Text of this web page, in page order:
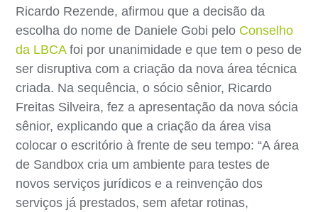
Ricardo Rezende, afirmou que a decisão da
escolha do nome de Daniele Gobi pelo Conselho
da LBCAfoi por unanimidade e que tem o peso de
ser disruptiva com a criação da nova área técnica
criada. Na sequência, o sócio sênior, Ricardo
Freitas Silveira, fez a apresentação da nova sócia
sênior, explicando que a criação da área visa
colocar o escritório à frente de seu tempo: “A área
de Sandbox cria um ambiente para testes de
novos serviços jurídicos e a reinvenção dos
serviços já prestados, sem afetar rotinas,